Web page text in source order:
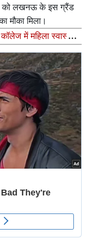
को लखनऊ के इस ग्रैंड
मौका मिला।
में महिला स्वास्थ्य
को लेकर निकाली